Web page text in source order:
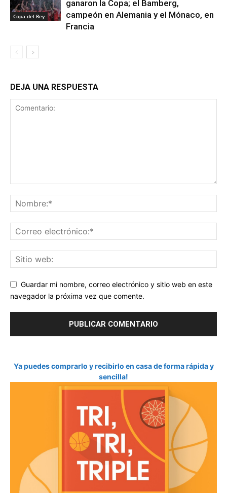
Copa del Rey
ganaron la Copa; el Bamberg,
campeón en Alemania y el Mónaco, en
Francia
DEJA UNA RESPUESTA
Guardar mi nombre, correo electrónico y sitio web en este
navegador la próxima vez que comente.
Ya puedes comprarlo y recibirlo en casa de forma rápida y
sencilla!